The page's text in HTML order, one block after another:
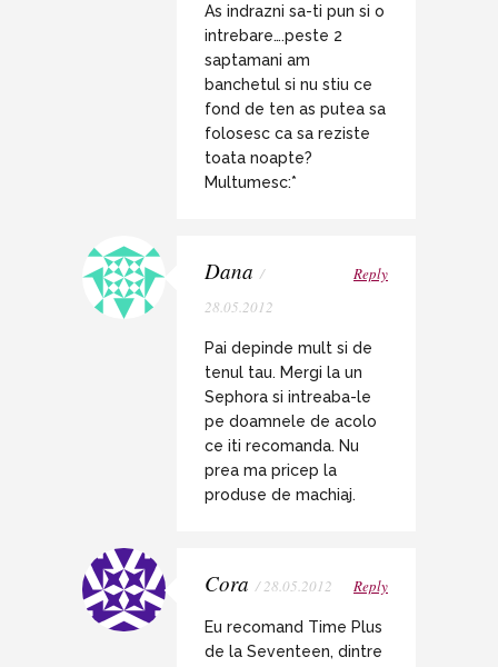
As indrazni sa-ti pun si o
intrebare….peste 2
saptamani am
banchetul si nu stiu ce
fond de ten as putea sa
folosesc ca sa reziste
toata noapte?
Multumesc:*
Dana /
28.05.2012
Reply
Pai depinde mult si de
tenul tau. Mergi la un
Sephora si intreaba-le
pe doamnele de acolo
ce iti recomanda. Nu
prea ma pricep la
produse de machiaj.
Cora / 28.05.2012 Reply
Eu recomand Time Plus
de la Seventeen, dintre